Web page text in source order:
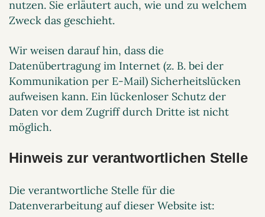
nutzen. Sie erläutert auch, wie und zu welchem
Zweck das geschieht.
Wir weisen darauf hin, dass die
Datenübertragung im Internet (z. B. bei der
Kommunikation per E-Mail) Sicherheitslücken
aufweisen kann. Ein lückenloser Schutz der
Daten vor dem Zugriff durch Dritte ist nicht
möglich.
Hinweis zur verantwortlichen Stelle
Die verantwortliche Stelle für die
Datenverarbeitung auf dieser Website ist: